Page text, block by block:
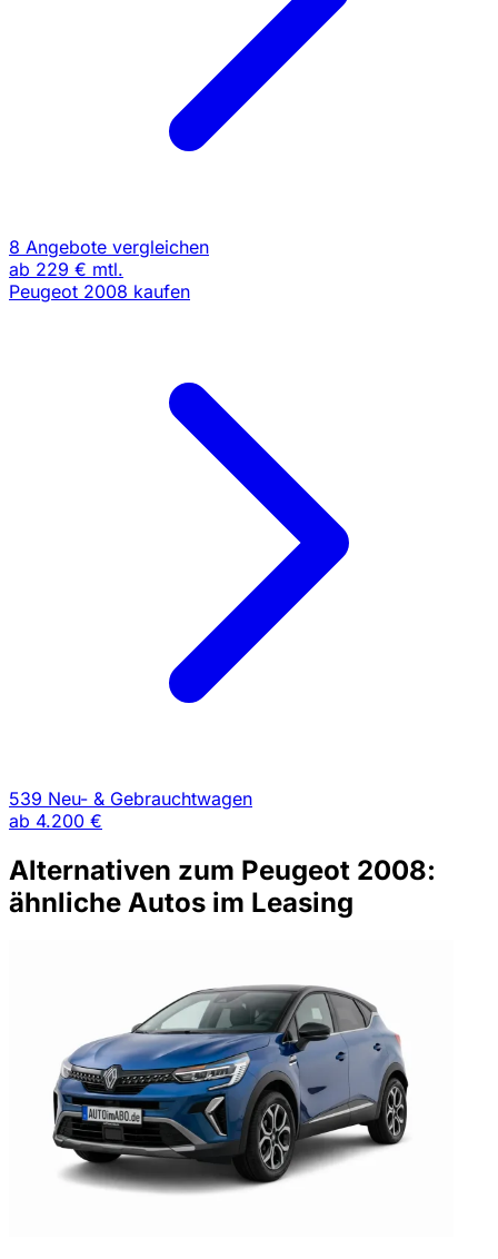
8 Angebote vergleichen
ab 229 € mtl.
Peugeot 2008 kaufen
539 Neu- & Gebrauchtwagen
ab 4.200 €
Alternativen zum Peugeot 2008:
ähnliche Autos im Leasing